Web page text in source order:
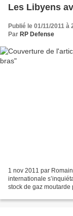
Les Libyens
Publié le 01/11/2011 à
Par RP Defense
1 nov 2011 par
internationale
stock de gaz moutarde